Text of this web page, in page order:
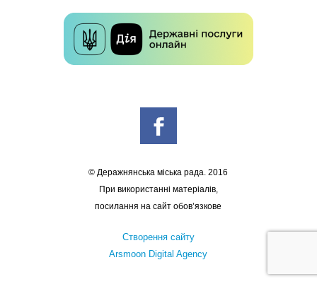
© Деражнянська міська рада. 2016
При використанні матеріалів,
посилання на сайт обов’язкове
Створення сайту
Arsmoon Digital Agency